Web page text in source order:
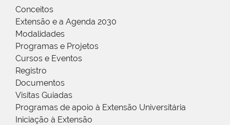
Conceitos
Extensão e a Agenda 2030
Modalidades
Programas e Projetos
Cursos e Eventos
Registro
Documentos
Visitas Guiadas
Programas de apoio à Extensão Universitária
Iniciação à Extensão